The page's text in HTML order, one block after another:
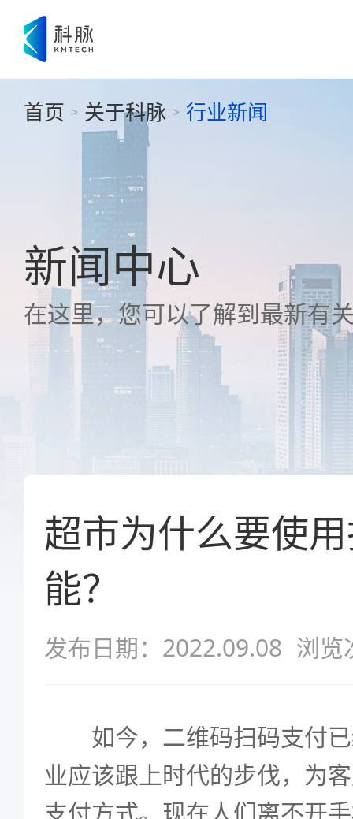
首页 > 关于科脉 > 行业新闻
新闻中心
在这里，您可以了解到最新有
超市为什么要使
能？
发布日期：2022.09.08 浏览
如今，二维码扫码支付已
业应该跟上时代的步伐，为
支付方式。现在人们离不开